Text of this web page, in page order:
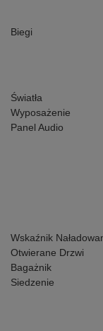
Biegi
Światła
Wyposażenie
Panel Audio
Wskaźnik
Otwierane Drzwi
Bagażnik
Siedzenie